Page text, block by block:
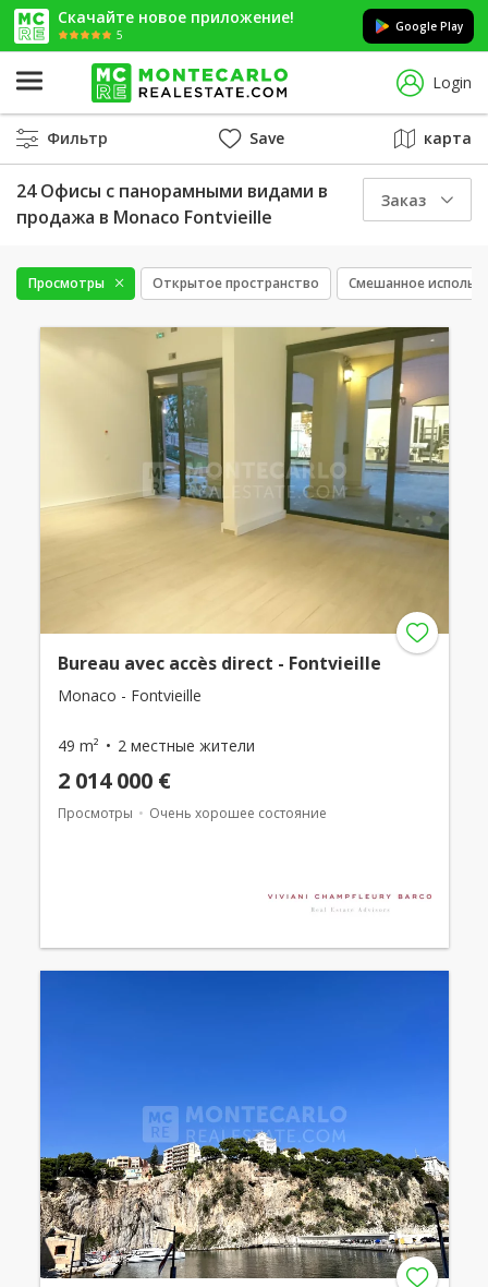
Скачайте новое приложение!
5
Google Play
Login
Фильтр Save карта
24 Офисы с панорамными видами в
продажа в Monaco Fontvieille
Заказ
Просмотры Открытое пространство Смешанное
Bureau avec accès direct - Fontvieille
Monaco - Fontvieille
49 m² 2 местные жители
2 014 000 €
Просмотры Очень хорошее состояние